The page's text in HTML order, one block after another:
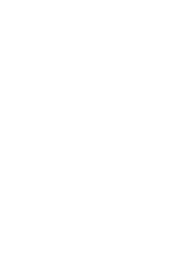
Animale din